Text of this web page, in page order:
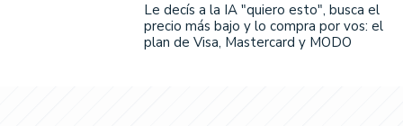
Le decís a la IA "quiero esto", busca el
precio más bajo y lo compra por vos: el
plan de Visa, Mastercard y MODO